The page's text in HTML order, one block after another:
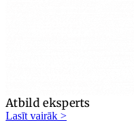
Atbild eksperts
Lasīt vairāk >